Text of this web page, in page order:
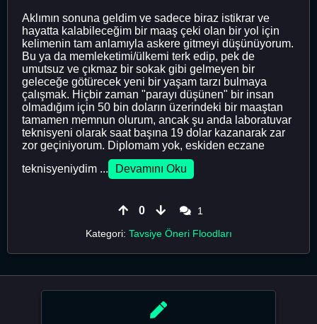
Aklımın sonuna geldim ve sadece biraz istikrar ve
hayatta kalabileceğim bir maaş çeki olan bir yol için
kelimenin tam anlamıyla askere gitmeyi düşünüyorum.
Bu ya da memleketimi/ülkemi terk edip, pek de
umutsuz ve çıkmaz bir sokak gibi gelmeyen bir
geleceğe götürecek yeni bir yaşam tarzı bulmaya
çalışmak. Hiçbir zaman "parayı düşünen" bir insan
olmadığım için 50 bin doların üzerindeki bir maaştan
tamamen memnun olurum, ancak şu anda laboratuvar
teknisyeni olarak saat başına 19 dolar kazanarak zar
zor geçiniyorum. Diplomam yok, eskiden eczane
teknisyeniydim ...
Devamını Oku
0
1
Kategori: Tavsiye Öneri Floodları